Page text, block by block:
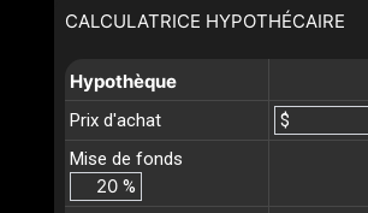
CALCULATRICE HYPOTHÉCAIRE
Hypothèque
Prix d'achat
$
Mise de fonds
%